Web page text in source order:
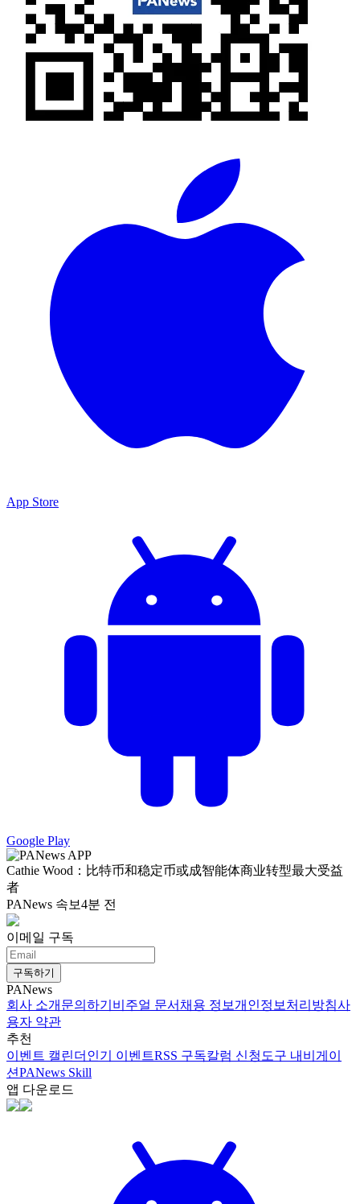
App Store
Google Play
Cathie Wood：比特币和稳定币或成智能体商业转型最大受益
者
PANews 속보4분 전
이메일 구독
구독하기
PANews
회사 소개 문의하기 비주얼 문서 채용 정보개인정보처리방침사
용자 약관
추천
이벤트 캘린더 인기 이벤트RSS 구독칼럼 신청 도구 내비게이
션PANews Skill
앱 다운로드